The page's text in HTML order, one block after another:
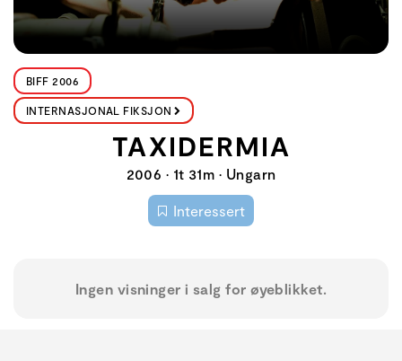
BIFF 2006
INTERNASJONAL FIKSJON
TAXIDERMIA
2006 • 1t 31m • Ungarn
Interessert
Ingen visninger i salg for øyeblikket.